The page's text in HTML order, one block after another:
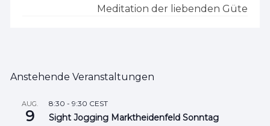
Meditation der liebenden Güte
Anstehende Veranstaltungen
AUG.
9
8:30 -9:30 CEST
Sight Jogging Marktheidenfeld Sonntag